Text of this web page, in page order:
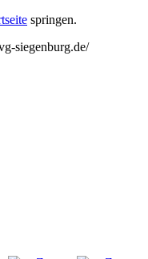
springen.
siegenburg.de/